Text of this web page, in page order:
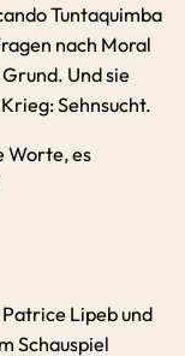
Tuntaquimba
nach Moral
Und sie
Sehnsucht.
Worte, es
Lipeb und
Schauspiel